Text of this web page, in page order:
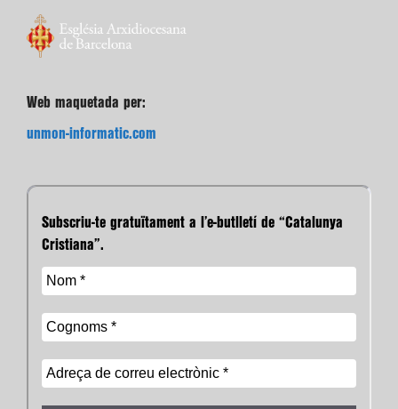
Web maquetada per:
unmon-informatic.com
Subscriu-te gratuïtament a l’e-butlletí de “Catalunya
Cristiana”.